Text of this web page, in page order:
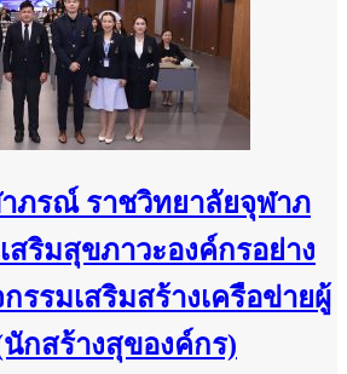
ภรณ์ ราชวิทยาลัยจุฬาภ
สริมสุขภาวะองค์กรอย่าง
รรมเสริมสร้างเครือข่ายผู้
กสร้างสุของค์กร)